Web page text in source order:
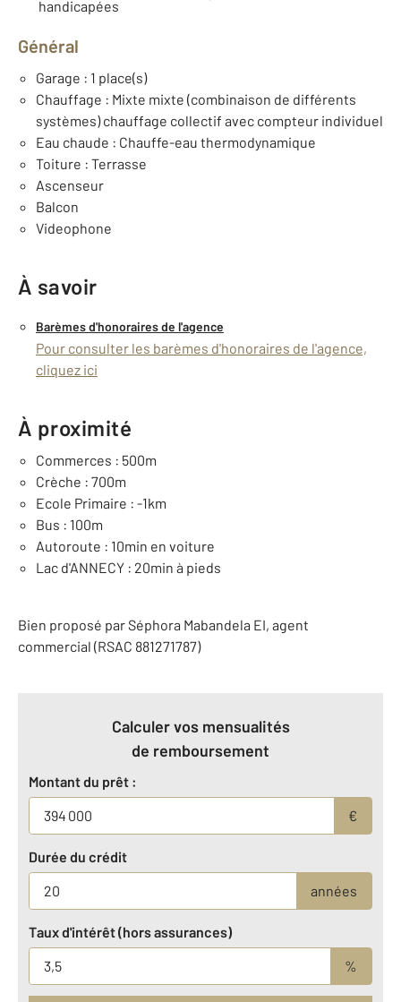
handicapées
Général
Garage : 1 place(s)
Chauffage : Mixte mixte (combinaison de différents
systèmes) chauffage collectif avec compteur individuel
Eau chaude : Chauffe-eau thermodynamique
Toiture : Terrasse
Ascenseur
Balcon
Videophone
À savoir
Barèmes d'honoraires de l'agence
Pour consulter les barèmes d'honoraires de l'agence,
cliquez ici
À proximité
Commerces : 500m
Crèche : 700m
Ecole Primaire : -1km
Bus : 100m
Autoroute : 10min en voiture
Lac d'ANNECY : 20min à pieds
Bien proposé parSéphora Mabandela EI, agent
commercial (RSAC 881271787)
Calculer vos mensualités
de remboursement
Montant du prêt :
€
Durée du crédit
années
Taux d'intérêt (hors assurances)
%